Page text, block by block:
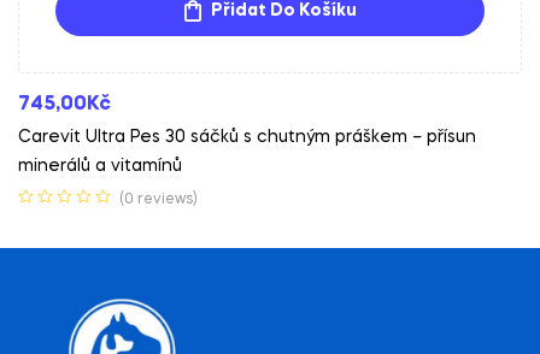
Přidat Do Košíku
745,00Kč
Carevit Ultra Pes 30 sáčků s chutným práškem – přísun
minerálů a vitamínů
(0 reviews)